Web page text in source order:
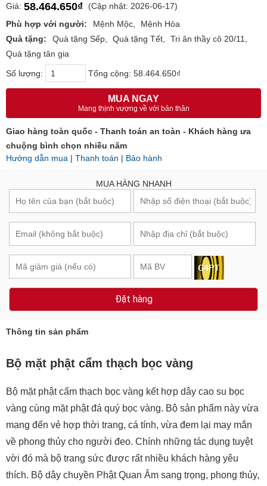
Giá: 58.464.650₫
(Cập nhật: 2026-06-17)
Phù hợp với người:
Mệnh Mộc
Mệnh Hỏa
Quà tặng:
Quà tặng Sếp Quà tặng Tết
Tri ân thầy cô 20/11
Quà tặng tân gia
Số lượng: Tổng cộng: 58.464.650₫
MUA NGAY
Mang thịnh vượng về với bản thân
Giao hàng toàn quốc - Thanh toán an toàn - Khách hàng ưa
chuộng bình chọn nhiều năm
Hướng dẫn mua | Thanh toán | Bảo hành
MUA HÀNG NHANH
Đặt hàng
Thông tin sản phẩm
Bộ mặt phật cẩm thạch bọc vàng
Bộ mặt phật cẩm thạch bọc vàng kết hợp dây cao su bọc
vàng cùng mặt phật đá quý bọc vàng. Bộ sản phẩm này vừa
mang đến vẻ hợp thời trang, cá tính, vừa đem lại may mắn
về phong thủy cho người đeo. Chính những tác dụng tuyệt
vời đó mà bộ trang sức được rất nhiều khách hàng yêu
thích. Bộ dây chuyền Phật Quan Âm sang trọng, phong thủy,